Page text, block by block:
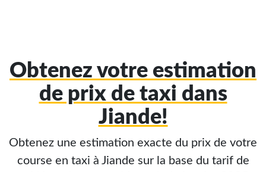
Obtenez votre estimation
de prix de taxi dans
Jiande!
Obtenez une estimation exacte du prix de votre
course en taxi à Jiande sur la base du tarif de